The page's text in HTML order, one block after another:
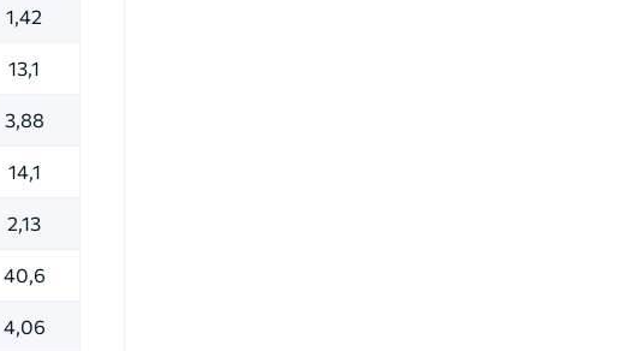
1,42
13,1
3,88
14,1
2,13
40,6
4,06